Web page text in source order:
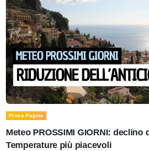
Prima Pagina
Meteo PROSSIMI GIORNI: declino
Temperature più piacevoli